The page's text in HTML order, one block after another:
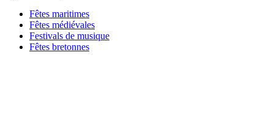
Fêtes maritimes
Fêtes médiévales
Festivals de musique
Fêtes bretonnes